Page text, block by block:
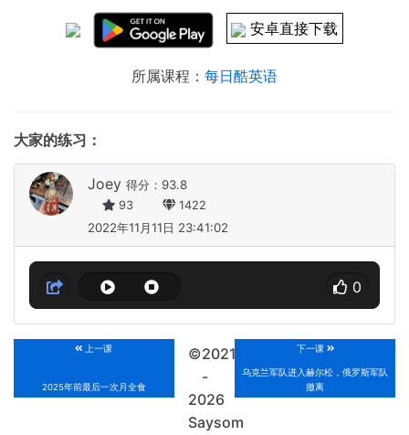
安卓直接下载
所属课程： 每日酷英语
大家的练习：
Joey 得分：93.8
93 1422
2022年11月11日 23:41:02
0
上一课
2025年前最后一次月全食
下一课
乌克兰军队进入赫尔松，俄罗斯军队
撤离
©2021
-
2026
Saysom